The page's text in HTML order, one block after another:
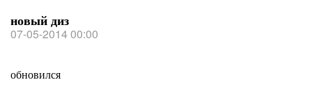
новый диз
07-05-2014 00:00
обновился